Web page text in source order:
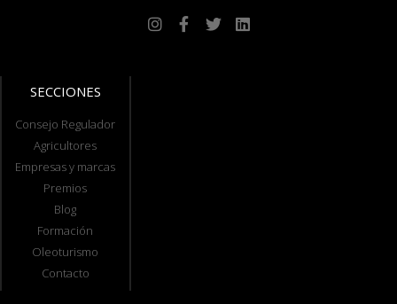
SECCIONES
Consejo Regulador
Agricultores
Empresas y marcas
Premios
Blog
Formación
Oleoturismo
Contacto